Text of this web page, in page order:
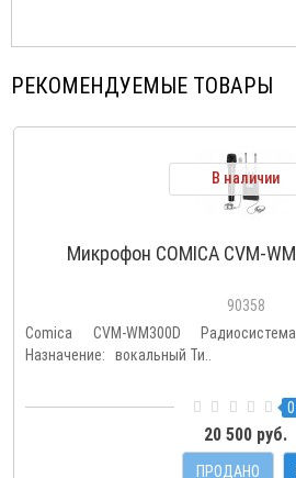
РЕКОМЕНДУЕМЫЕ ТОВАРЫ
В наличии
Микрофон COMICA CVM-
90358
Comica CVM-WM300D
Назначение: вокальный Ти..
0
20 500 руб.
ПРОДАНО